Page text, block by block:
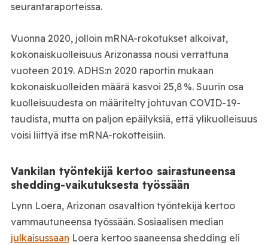
seurantaraporteissa.
Vuonna 2020, jolloin mRNA-rokotukset alkoivat,
kokonaiskuolleisuus Arizonassa nousi verrattuna
vuoteen 2019. ADHS:n 2020 raportin mukaan
kokonaiskuolleiden määrä kasvoi 25,8 %. Suurin osa
kuolleisuudesta on määritelty johtuvan COVID-19-
taudista, mutta on paljon epäilyksiä, että ylikuolleisuus
voisi liittyä itse mRNA-rokotteisiin.
Vankilan työntekijä kertoo sairastuneensa
shedding-vaikutuksesta työssään
Lynn Loera, Arizonan osavaltion työntekijä kertoo
vammautuneensa työssään. Sosiaalisen median
julkaisussaan Loera kertoo saaneensa shedding eli